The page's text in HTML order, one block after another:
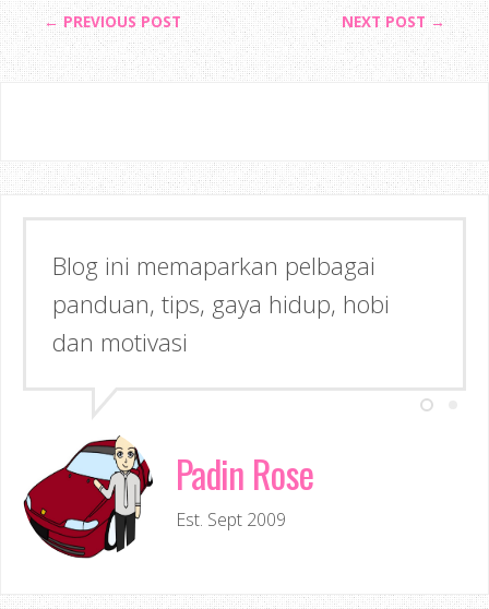
← PREVIOUS POST NEXT POST →
Blog ini memaparkan pelbagai
panduan, tips, gaya hidup, hobi
dan motivasi
Padin Rose
Est. Sept 2009